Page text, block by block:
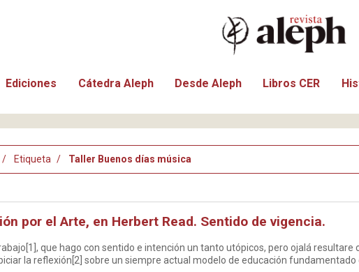
Ediciones Cátedra Aleph Desde Aleph Libros CER
Etiqueta Taller Buenos días música
por el Arte, en Herbert Read. Sentido de vigencia.
que hago con sentido e intención un tanto utópicos, pero ojalá resultare
la reflexión[2] sobre un siempre actual modelo de educación fundamentado